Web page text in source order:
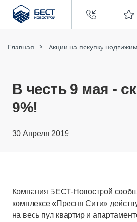
Бест
Новострой
ПОКУПАТЕЛЯМ
Главная Акции на покупку
В честь 9 мая -
9%!
30 Апреля 2019
Компания БЕСТ-Новострой
комплексе «Пресня Сити»
на весь пул квартир и